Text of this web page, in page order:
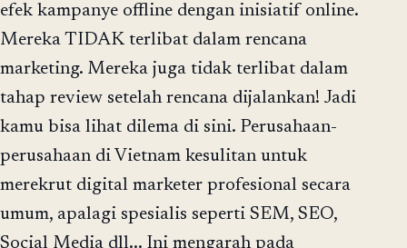
efek kampanye offline dengan inisiatif online.
Mereka TIDAK terlibat dalam rencana
marketing. Mereka juga tidak terlibat dalam
tahap review setelah rencana dijalankan! Jadi
kamu bisa lihat dilema di sini. Perusahaan-
perusahaan di Vietnam kesulitan untuk
merekrut digital marketer profesional secara
umum, apalagi spesialis seperti SEM, SEO,
Social Media dll... Ini mengarah pada